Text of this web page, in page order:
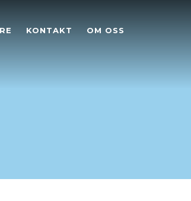
KONTAKT OM OSS